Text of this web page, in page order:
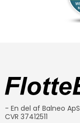
- En del af Balneo ApS
CVR 37412511